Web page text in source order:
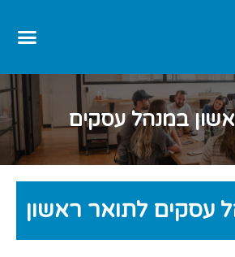
במנהל עסקים
עסקים לתואר ראשון